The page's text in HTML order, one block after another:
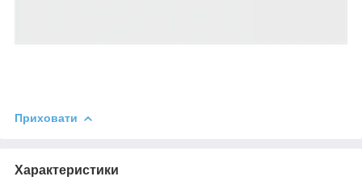
Приховати
Характеристики